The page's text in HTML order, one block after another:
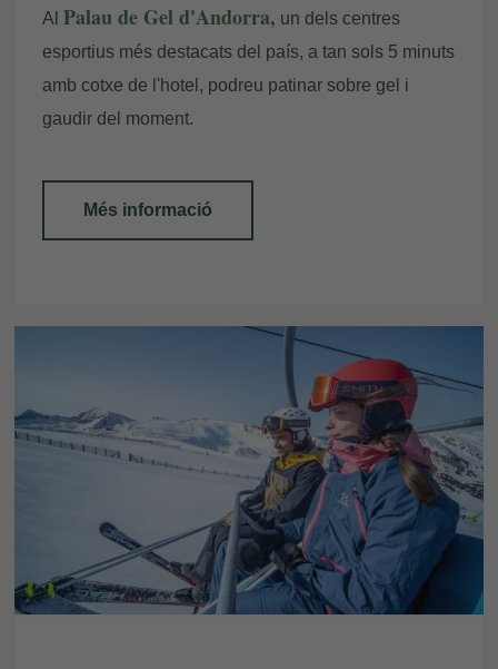
Les meves Reserves
Introdueix el número de localitzador i l'e-
mail per consultar la teva reserva i poder
cancel·lar-la o modificar-la.
Al Palau de Gel d'Andorra, un dels centres
esportius més destacats del país, a tan sols 5 minuts
amb cotxe de l'hotel, podreu patinar sobre gel i
gaudir del moment.
Més informació